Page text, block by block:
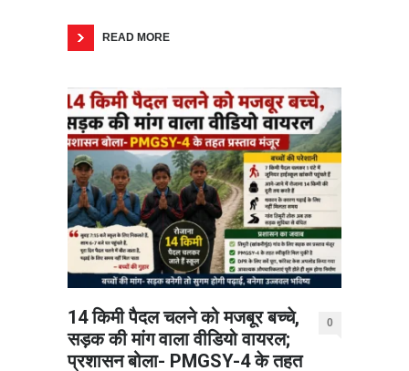
READ MORE
14 किमी पैदल चलने को मजबूर बच्चे,
सड़क की मांग वाला वीडियो वायरल;
प्रशासन बोला- PMGSY-4 के तहत
0